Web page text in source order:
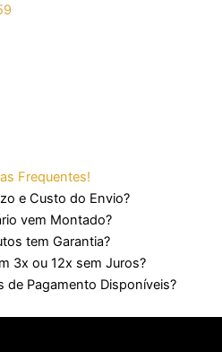
Frequentes!
e Custo do Envio?
vem Montado?
tem Garantia?
3x ou 12x sem Juros?
de Pagamento Disponíveis?